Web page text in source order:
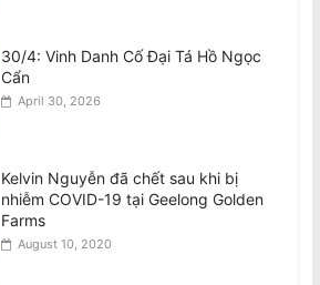
30/4: Vinh Danh Cố Đại Tá Hồ Ngọc
Cẩn
April 30, 2026
Kelvin Nguyễn đã chết sau khi bị
nhiễm COVID-19 tại Geelong Golden
Farms
August 10, 2020